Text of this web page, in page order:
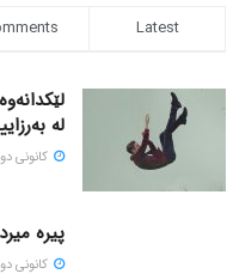
Latest
لە
كانونی دووه‌م
پیره
كانونی دووه‌م